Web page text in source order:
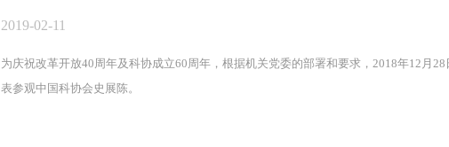
2019-02-11
为庆祝改革开放40周年及科协成立60周年，根据机关党委的部署和要求，2018年12月
表参观中国科协会史展陈。